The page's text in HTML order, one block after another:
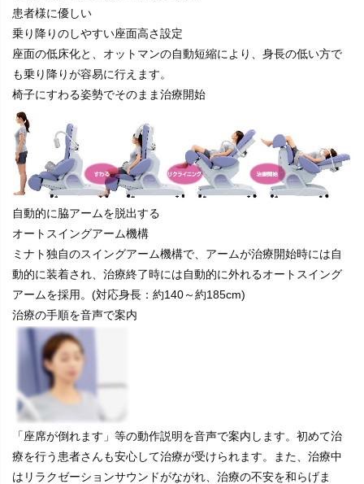
患者様に優しい
乗り降りのしやすい座面高さ設定
座面の低床化と、オットマンの自動短縮により、身長の低い方で
も乗り降りが容易に行えます。
椅子にすわる姿勢でそのまま治療開始
自動的に脇アームを脱出する
オートスイングアーム機構
ミナト独自のスイングアーム機構で、アームが治療開始時には自
動的に装着され、治療終了時には自動的に外れるオートスイング
アームを採用。(対応身長：約140～約185cm)
治療の手順を音声で案内
「座席が倒れます」等の動作説明を音声で案内します。初めて治
療を行う患者さんも安心して治療が受けられます。また、治療中
はリラクゼーションサウンドがながれ、治療の不安を和らげま